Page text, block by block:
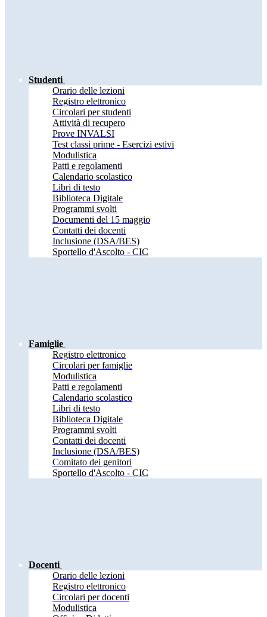
Studenti
Orario delle lezioni
Registro elettronico
Circolari per studenti
Attività di recupero
Prove INVALSI
Test classi prime - Esercizi estivi
Modulistica
Patti e regolamenti
Calendario scolastico
Libri di testo
Biblioteca Digitale
Programmi svolti
Documenti del 15 maggio
Contatti dei docenti
Inclusione (DSA/BES)
Sportello d'Ascolto - CIC
Famiglie
Registro elettronico
Circolari per famiglie
Modulistica
Patti e regolamenti
Calendario scolastico
Libri di testo
Biblioteca Digitale
Programmi svolti
Contatti dei docenti
Inclusione (DSA/BES)
Comitato dei genitori
Sportello d'Ascolto - CIC
Docenti
Orario delle lezioni
Registro elettronico
Circolari per docenti
Modulistica